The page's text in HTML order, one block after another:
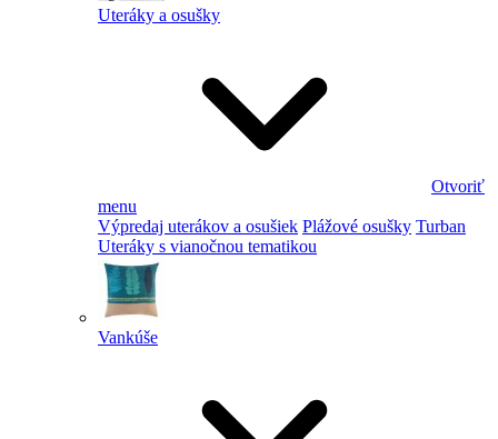
Uteráky a osušky
Otvoriť
menu
Výpredaj uterákov a osušiek Plážové osušky Turban
Uteráky s vianočnou tematikou
Vankúše